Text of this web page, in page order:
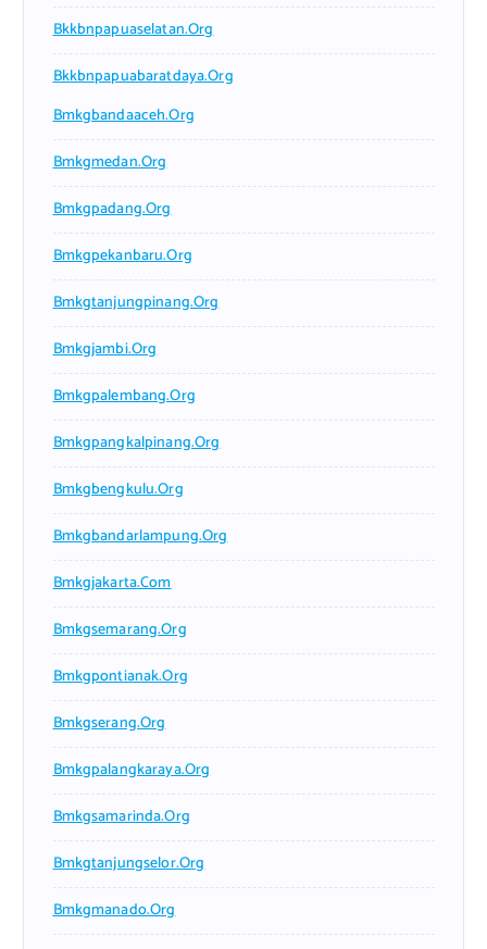
Bkkbnpapuaselatan.org
Bkkbnpapuabaratdaya.org
Bmkgbandaaceh.org
Bmkgmedan.org
Bmkgpadang.org
Bmkgpekanbaru.org
Bmkgtanjungpinang.org
Bmkgjambi.org
Bmkgpalembang.org
Bmkgpangkalpinang.org
Bmkgbengkulu.org
Bmkgbandarlampung.org
Bmkgjakarta.com
Bmkgsemarang.org
Bmkgpontianak.org
Bmkgserang.org
Bmkgpalangkaraya.org
Bmkgsamarinda.org
Bmkgtanjungselor.org
Bmkgmanado.org